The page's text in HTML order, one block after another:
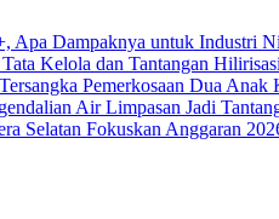
Apa Dampaknya untuk Industri
Kelola dan Tantangan
Pemerkosaan Dua Anak
Air Limpasan Jadi
Selatan Fokuskan Anggaran